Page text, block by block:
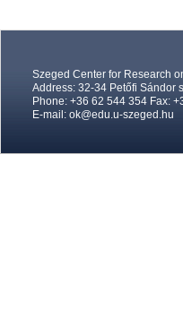
Szeged Center for Research
Address: 32-34 Petőfi Sándor
Phone: +36 62 544 354 Fax:
E-mail: ok@edu.u-szeged.hu